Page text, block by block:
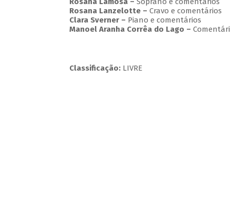
Rosana Lanzelotte – Cravo e comentários
Clara Sverner – Piano e comentários
Manoel Aranha Corrêa do Lago –
Classificação:LIVRE